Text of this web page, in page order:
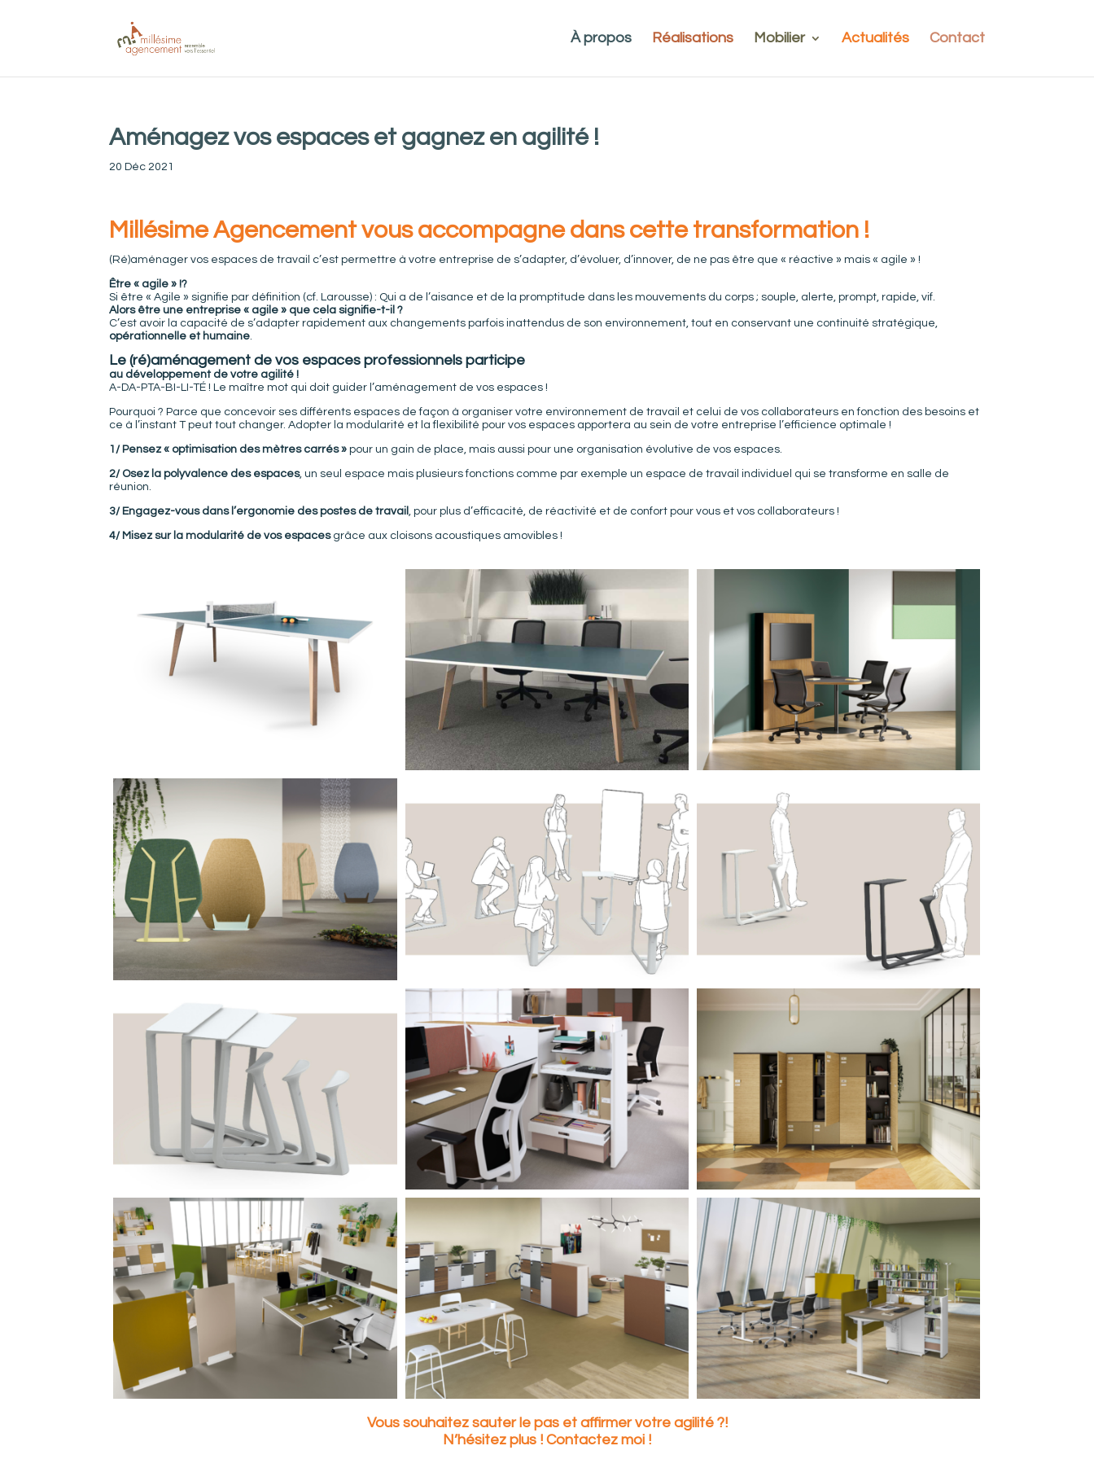
À propos Réalisations Mobilier Actualités Contact
Aménagez vos espaces et gagnez en agilité !
20 Déc 2021
Millésime Agencement vous accompagne dans cette transformation !
(Ré)aménager vos espaces de travail c’est permettre à votre entreprise de s’adapter, d’évoluer, d’innover, de ne pas être que « réactive » mais « agile » !
Être « agile » !?
Si être « Agile » signifie par définition (cf. Larousse) : Qui a de l’aisance et de la promptitude dans les mouvements du corps ; souple, alerte, prompt, rapide, vif.
Alors être une entreprise « agile » que cela signifie-t-il ?
C’est avoir la capacité de s’adapter rapidement aux changements parfois inattendus de son environnement, tout en conservant une continuité stratégique,
opérationnelle et humaine
Le (ré)aménagement de vos espaces professionnels participe
au développement de votre agilité !
A-DA-PTA-BI-LI-TÉ ! Le maître mot qui doit guider l’aménagement de vos espaces !
Pourquoi ? Parce que concevoir ses différents espaces de façon à organiser votre environnement de travail et celui de vos collaborateurs en fonction des besoins et
ce à l’instant T peut tout changer. Adopter la modularité et la flexibilité pour vos espaces apportera au sein de votre entreprise l’efficience optimale !
1/ Pensez « optimisation des mètres carrés » pour un gain de place, mais aussi pour une organisation évolutive de vos espaces.
2/ Osez la polyvalence des espaces, un seul espace mais plusieurs fonctions comme par exemple un espace de travail individuel qui se transforme en salle de
réunion.
3/ Engagez-vous dans l’ergonomie des postes de travail , pour plus d’efficacité, de réactivité et de confort pour vous et vos collaborateurs !
4/ Misez sur la modularité de vos espacesgrâce aux cloisons acoustiques amovibles !
Vous souhaitez sauter le pas et affirmer votre agilité ?!
N’hésitez plus ! Contactez moi !